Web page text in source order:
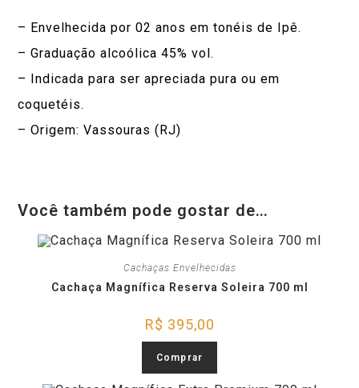
– Envelhecida por 02 anos em tonéis de Ipê.
– Graduação alcoólica 45% vol.
– Indicada para ser apreciada pura ou em
coquetéis.
– Origem: Vassouras (RJ)
Você também pode gostar de…
Cachaças Envelhecidas
Cachaça Magnífica Reserva Soleira 700 ml
R$ 395,00
Comprar